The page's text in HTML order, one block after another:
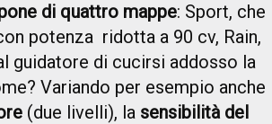
di quattro mappe: Sport, che
potenza ridotta a 90 cv, Rain,
guidatore di cucirsi addosso la
Variando per esempio anche
(due livelli), la sensibilità del